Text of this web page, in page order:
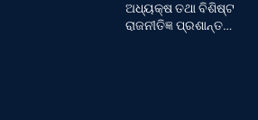
ଅଧ୍ୟକ୍ଷ ତଥା ବିଶିଷ୍ଟ
ରାଜନୀତିଜ୍ଞ ପ୍ରଶାନ୍ତ…